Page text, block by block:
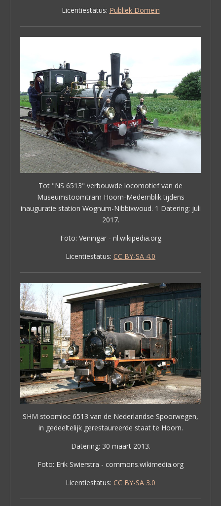
Licentiestatus: Publiek Domein
Tot "NS 6513" verbouwde locomotief van de
Museumstoomtram Hoorn-Medemblik tijdens
inauguratie station Wognum-Nibbixwoud. 1 Datering: juli
2017.
Foto: Veningar - nl.wikipedia.org
Licentiestatus: CC BY-SA 4.0
SHM stoomloc 6513 van de Nederlandse Spoorwegen,
in gedeeltelijk gerestaureerde staat te Hoorn.
Datering: 30 maart 2013.
Foto: Erik Swierstra - commons.wikimedia.org
Licentiestatus: CC BY-SA 3.0